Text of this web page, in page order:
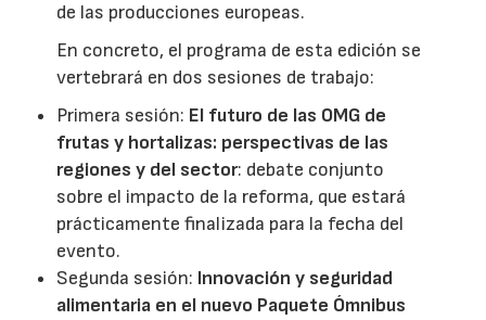
de las producciones europeas.
En concreto, el programa de esta edición se
vertebrará en dos sesiones de trabajo:
Primera sesión: El futuro de las OMG de
frutas y hortalizas: perspectivas de las
regiones y del sector: debate conjunto
sobre el impacto de la reforma, que estará
prácticamente finalizada para la fecha del
evento.
Segunda sesión: Innovación y seguridad
alimentaria en el nuevo Paquete Ómnibus